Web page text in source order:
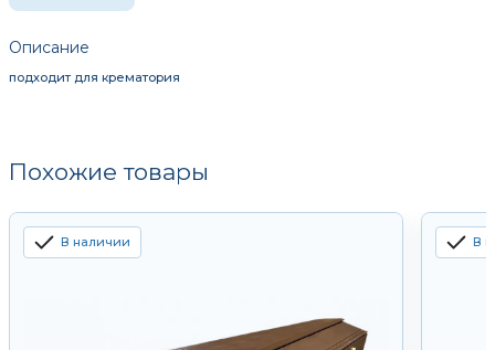
Описание
подходит для крематория
Похожие товары
В наличии В